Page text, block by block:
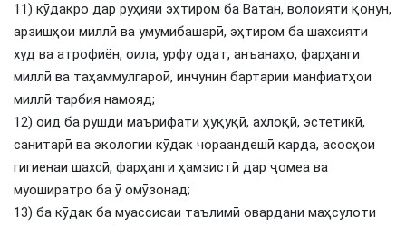
11) кӯдакро дар руҳияи эҳтиром ба Ватан, волоияти қонун,
арзишҳои миллӣ ва умумибашарӣ, эҳтиром ба шахсияти
худ ва атрофиён, оила, урфу одат, анъанаҳо, фарҳанги
миллӣ ва таҳаммулгароӣ, инчунин бартарии манфиатҳои
миллӣ тарбия намояд;
12) оид ба рушди маърифати ҳуқуқӣ, ахлоқӣ, эстетикӣ,
санитарӣ ва экологии кӯдак чораандешӣ карда, асосҳои
гигиенаи шахсӣ, фарҳанги ҳамзистӣ дар ҷомеа ва
муоширатро ба ӯ омӯзонад;
13) ба кӯдак ба муассисаи таълимӣ овардани маҳсулоти